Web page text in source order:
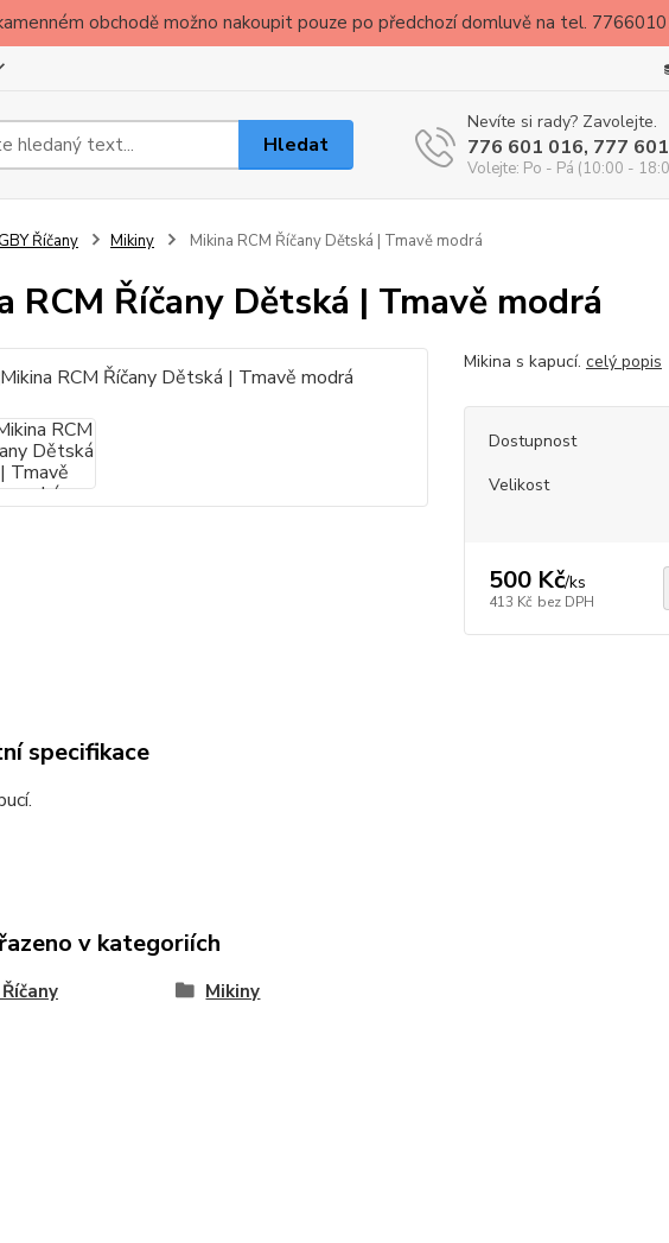
obchodě možno nakoupit pouze po předchozí domluvě na tel.
Hledat
Nevíte si rady? Zavolejte.
776 601 016, 777
Volejte: Po - Pá (10:00 -
Říčany Mikiny Mikina RCM Říčany Dětská | Tmavě modrá
RCM Říčany Dětská | Tmavě modrá
Mikina s kapucí. celý popis
Dostupnost
Velikost
500 Kč/ks
413 Kč bez DPH
specifikace
v kategoriích
Mikiny